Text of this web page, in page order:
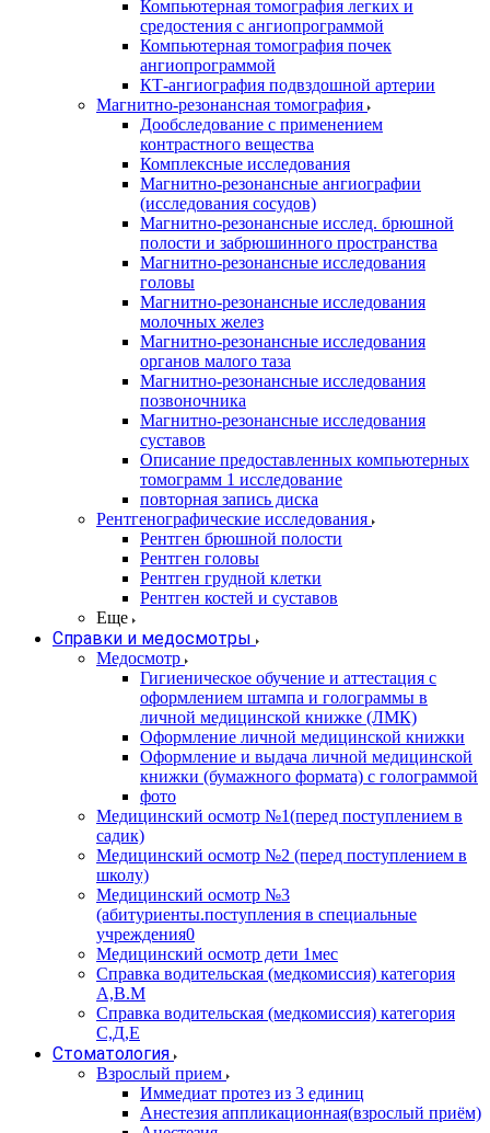
Компьютерная томография легких и
средостения с ангиопрограммой
Компьютерная томография почек
ангиопрограммой
КТ-ангиография подвздошной артерии
Магнитно-резонансная томография
Дообследование с применением
контрастного вещества
Комплексные исследования
Магнитно-резонансные ангиографии
(исследования сосудов)
Магнитно-резонансные исслед. брюшной
полости и забрюшинного пространства
Магнитно-резонансные исследования
головы
Магнитно-резонансные исследования
молочных желез
Магнитно-резонансные исследования
органов малого таза
Магнитно-резонансные исследования
позвоночника
Магнитно-резонансные исследования
суставов
Описание предоставленных компьютерных
томограмм 1 исследование
повторная запись диска
Рентгенографические исследования
Рентген брюшной полости
Рентген головы
Рентген грудной клетки
Рентген костей и суставов
Еще
Справки и медосмотры
Медосмотр
Гигиеническое обучение и аттестация с
оформлением штампа и голограммы в
личной медицинской книжке (ЛМК)
Оформление личной медицинской книжки
Оформление и выдача личной медицинской
книжки (бумажного формата) с голограммой
фото
Медицинский осмотр №1(перед поступлением в
садик)
Медицинский осмотр №2 (перед поступлением в
школу)
Медицинский осмотр №3
(абитуриенты.поступления в специальные
учреждения0
Медицинский осмотр дети 1мес
Справка водительская (медкомиссия) категория
А,В.М
Справка водительская (медкомиссия) категория
С,Д,Е
Стоматология
Взрослый прием
Иммедиат протез из 3 единиц
Анестезия аппликационная(взрослый приём)